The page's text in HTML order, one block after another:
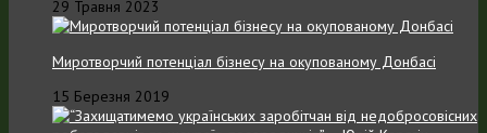
29 Травня 2023
Миротворчий потенціал бізнесу на окупованому Донбасі
15 Березня 2019